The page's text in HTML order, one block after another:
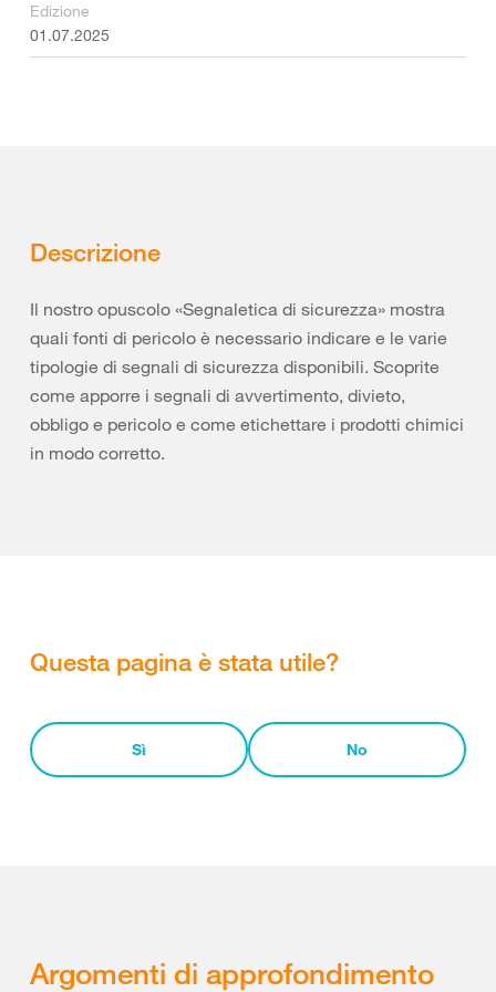
Edizione
01.07.2025
Descrizione
Il nostro opuscolo «Segnaletica di sicurezza» mostra
quali fonti di pericolo è necessario indicare e le varie
tipologie di segnali di sicurezza disponibili. Scoprite
come apporre i segnali di avvertimento, divieto,
obbligo e pericolo e come etichettare i prodotti chimici
in modo corretto.
Questa pagina è stata utile?
Sì No
Argomenti di approfondimento